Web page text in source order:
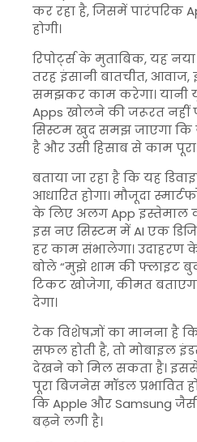
कर रहा है, जिसमें पारंपरिक
होगी।
रिपोर्ट्स के मुताबिक, यह नया
तरह इंसानी बातचीत, आवाज,
समझकर काम करेगा।
Apps खोलने की जरूरत नहीं
सिस्टम खुद समझ जाएगा कि
है और उसी हिसाब से काम
बताया जा रहा है कि यह
आधारित होगा। मौजूदा
के लिए अलग App इस्तेमाल
इस नए सिस्टम में AI एक
हर काम संभालेगा। उदाहरण
बोले “मुझे शाम की फ्लाइट
टिकट खोजेगा, कीमत
देगा।
टेक विशेषज्ञों का मानना है
सफल होती है, तो मोबाइल
देखने को मिल सकता है। इससे
पूरा बिजनेस मॉडल प्रभावित
कि Apple और Samsung
बढ़ने लगी है।